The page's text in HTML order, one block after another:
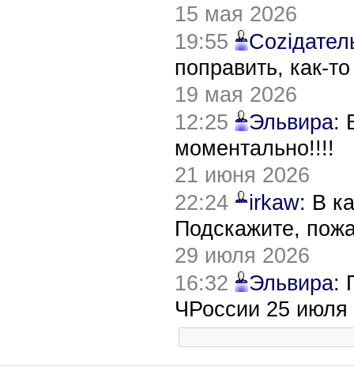
15 мая 2026
19:55
поправить, как-
19 мая 2026
12:25
Эльвира:
моментально!!!!
21 июня 2026
22:24
irkaw: В
Подскажите,
29 июля 2026
16:32
Эльвира:
ЧРоссии 25 июля